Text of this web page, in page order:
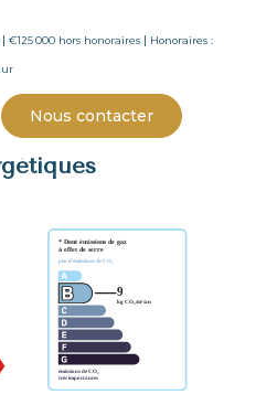
| €125 000 hors honoraires | Honoraires :
Nous contacter